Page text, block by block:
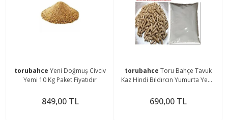
torubahce Yeni Doğmuş Civciv
Yemi 10 Kg Paket Fiyatıdır
849,00 TL
torubahce Toru Bahçe Tavuk
Kaz Hindi Bıldırcın Yumurta Yemi
690,00 TL